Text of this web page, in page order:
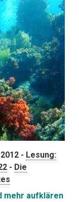
- Lesung:
- Die
mehr aufklären